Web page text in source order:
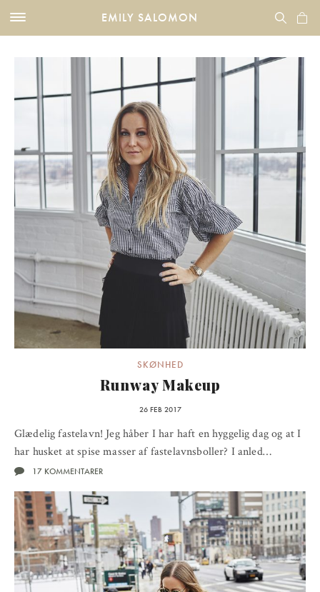
EMILY SALOMON
SKØNHED
Runway Makeup
26 FEB 2017
Glædelig fastelavn! Jeg håber I har haft en hyggelig dag og at I
har husket at spise masser af fastelavnsboller? I anled…
17 KOMMENTARER